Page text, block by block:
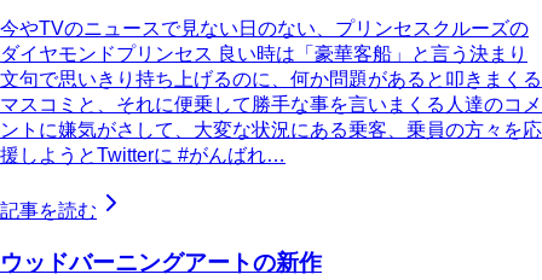
今やTVのニュースで見ない日のない、プリンセスクルーズの
ダイヤモンドプリンセス 良い時は「豪華客船」と言う決まり
文句で思いきり持ち上げるのに、何か問題があると叩きまくる
マスコミと、それに便乗して勝手な事を言いまくる人達のコメ
ントに嫌気がさして、大変な状況にある乗客、乗員の方々を応
援しようとTwitterに #がんばれ…
記事を読む
ウッドバーニングアートの新作